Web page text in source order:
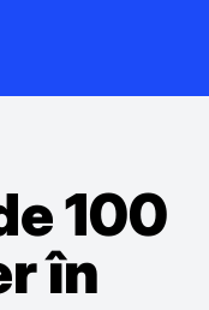
100
în